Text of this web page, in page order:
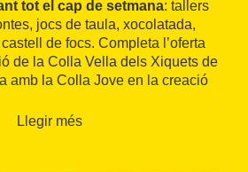
tot el cap de setmana: tallers
jocs de taula, xocolatada,
de focs. Completa l’oferta
de la Colla Vella dels Xiquets de
amb la Colla Jove en la creació
Llegir més